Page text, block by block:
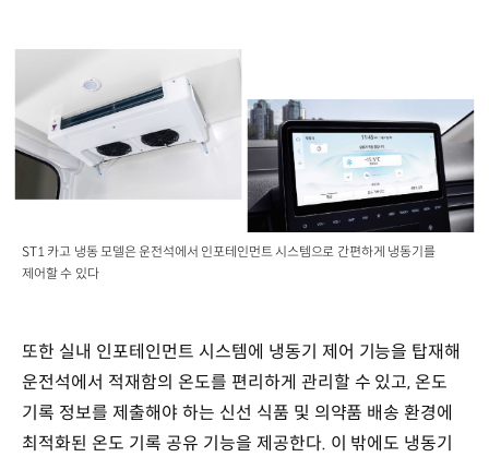
ST1 카고 냉동 모델은 운전석에서 인포테인먼트 시스템으로 간편하게 냉동기를
제어할 수 있다
또한 실내 인포테인먼트 시스템에 냉동기 제어 기능을 탑재해
운전석에서 적재함의 온도를 편리하게 관리할 수 있고, 온도
기록 정보를 제출해야 하는 신선 식품 및 의약품 배송 환경에
최적화된 온도 기록 공유 기능을 제공한다. 이 밖에도 냉동기